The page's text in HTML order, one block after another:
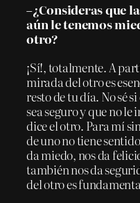
–¿Consideras que
aún le tenemos
otro?
¡Sí!, totalmente. A
mirada del otro es
resto de tu día. No sé
sea seguro y que no
dice el otro. Para mí
de uno no tiene
da miedo, nos da
también nos da
del otro es